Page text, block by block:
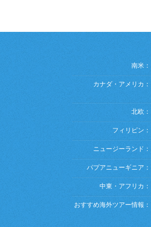
南米：
カナダ・アメリカ：
北欧：
フィリピン：
ニュージーランド：
パプアニューギニア：
中東・アフリカ：
おすすめ海外ツアー情報：